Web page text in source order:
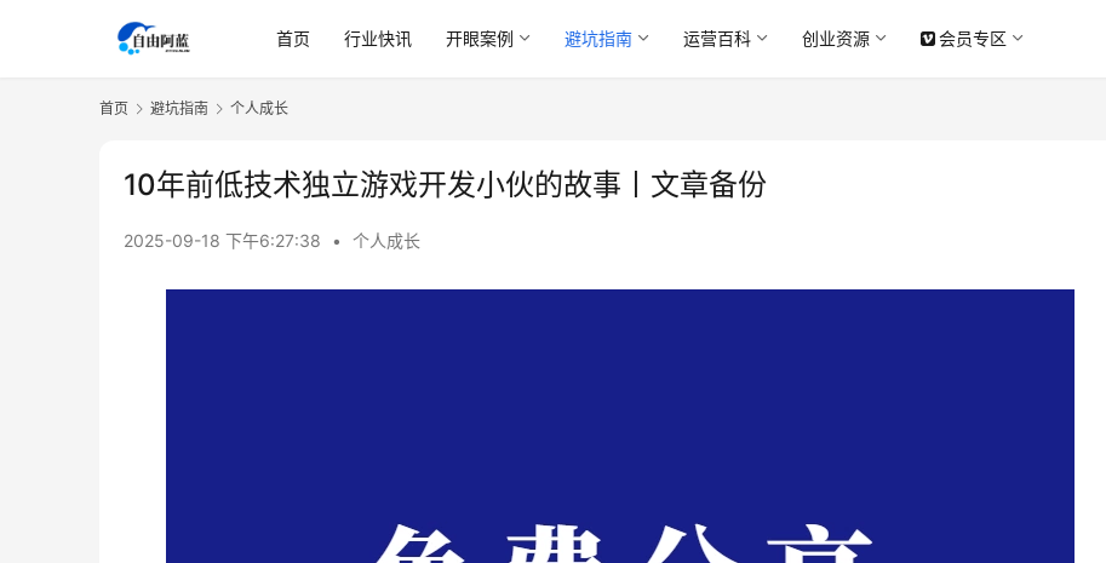
首页 行业快讯 开眼案例 避坑指南 运营百科 创业资源 会员专区
首页 避坑指南 个人成长
10年前低技术独立游戏开发小伙的故事丨文章备份
2025-09-18 下午6:27:38 • 个人成长